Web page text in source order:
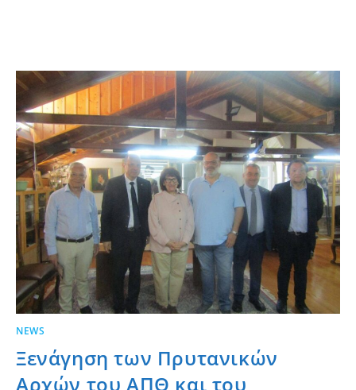
NEWS
Ξενάγηση των Πρυτανικών
Αρχών του ΑΠΘ και του